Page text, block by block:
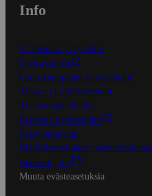
Info
S-Business yrityksille
Oiva-raportit
Osuuskauppojen yhteystiedot
Tilaus- ja toimitusehdot
Tietosuojakäytäntö
Palvelun käyttöehdot
Saavutettavuus
Mobiilisovelluksen saavutettavuus
Mainostajalle
Muuta evästeasetuksia